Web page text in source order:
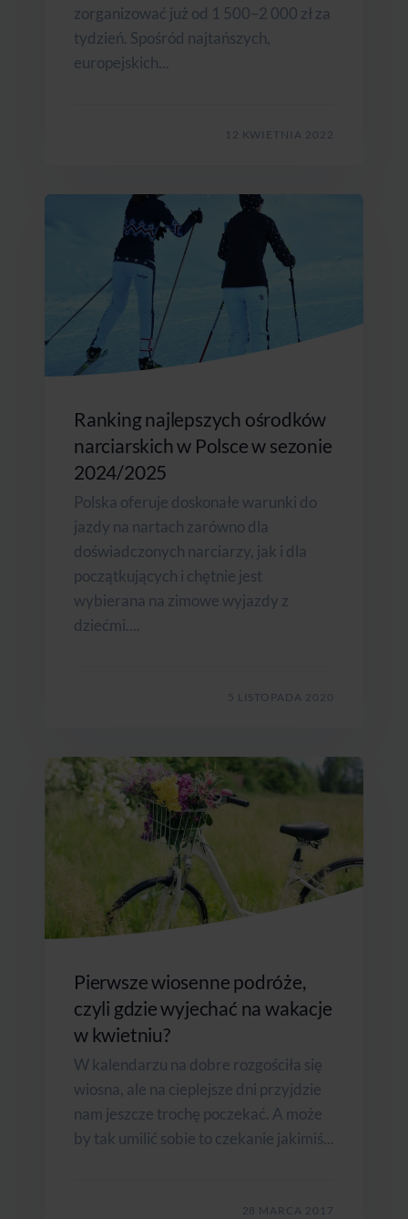
zorganizować już od 1 500–2 000 zł za
tydzień. Spośród najtańszych,
europejskich...
12 KWIETNIA 2022
Ranking najlepszych ośrodków
narciarskich w Polsce w sezonie
2024/2025
Polska oferuje doskonałe warunki do
jazdy na nartach zarówno dla
doświadczonych narciarzy, jak i dla
początkujących i chętnie jest
wybierana na zimowe wyjazdy z
dziećmi....
5 LISTOPADA 2020
Pierwsze wiosenne podróże,
czyli gdzie wyjechać na wakacje
w kwietniu?
W kalendarzu na dobre rozgościła się
wiosna, ale na cieplejsze dni przyjdzie
nam jeszcze trochę poczekać. A może
by tak umilić sobie to czekanie jakimiś...
28 MARCA 2017